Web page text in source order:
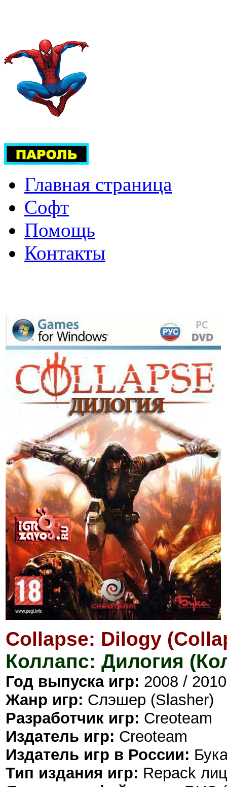
Главная страница
Софт
Помощь
Контакты
Collapse: Dilogy
Коллапс: Дилогия
Год выпуска игр: 2008 / 2010
Жанр игр: Слэшер (Slasher)
Разработчик игр: Creoteam
Издатель игр: Creoteam
Издатель игр в России:
Тип издания игр: Repack